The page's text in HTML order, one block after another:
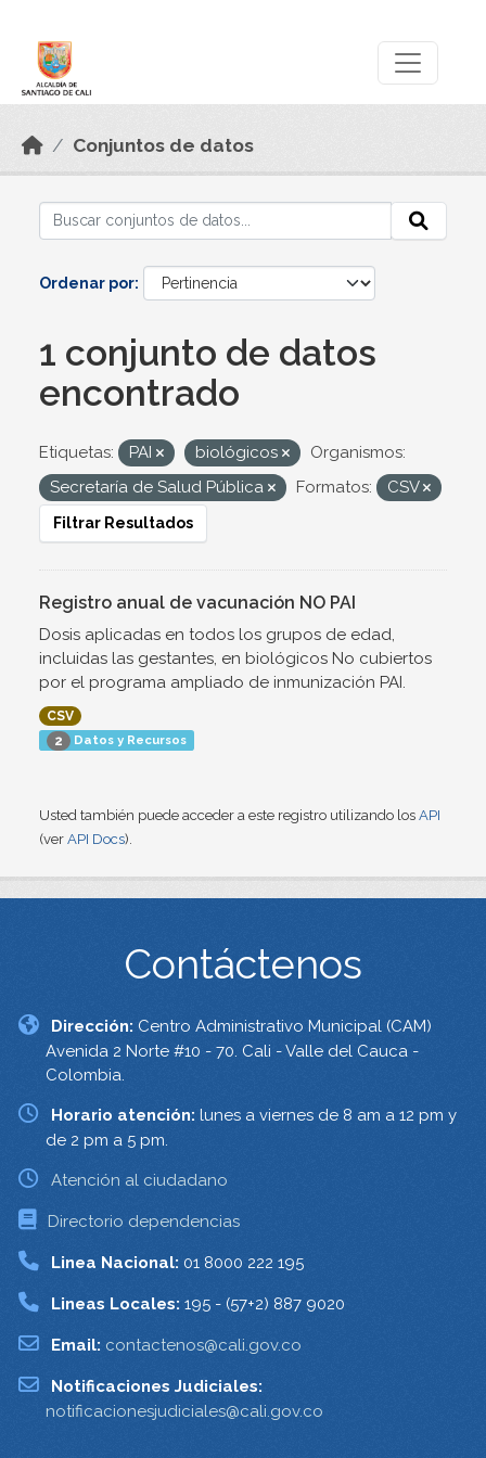
Conjuntos de datos
Ordenar por
1 conjunto de datos
encontrado
Etiquetas: PAI biológicos
Organismos:
Secretaría de Salud Pública
Formatos: CSV
Filtrar Resultados
Registro anual de vacunación NO PAI
Dosis aplicadas en todos los grupos de edad,
incluidas las gestantes, en biológicos No cubiertos
por el programa ampliado de inmunización PAI.
CSV
2 Datos y Recursos
Usted también puede acceder a este registro utilizando los API
(ver API Docs).
Contáctenos
Dirección: Centro Administrativo Municipal (CAM)
Avenida 2 Norte #10 - 70. Cali - Valle del Cauca -
Colombia.
Horario atención: lunes a viernes de 8 am a 12 pm y
de 2 pm a 5 pm.
Atención al ciudadano
Directorio dependencias
Linea Nacional: 01 8000 222 195
Lineas Locales: 195 - (57+2) 887 9020
Email: contactenos@cali.gov.co
Notificaciones Judiciales:
notificacionesjudiciales@cali.gov.co